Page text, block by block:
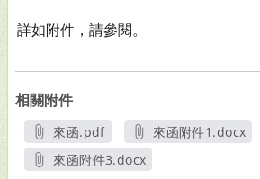
詳如附件，請參閱。
相關附件
來函.pdf
另開新視窗
來函附件1.docx
來函附件3.docx